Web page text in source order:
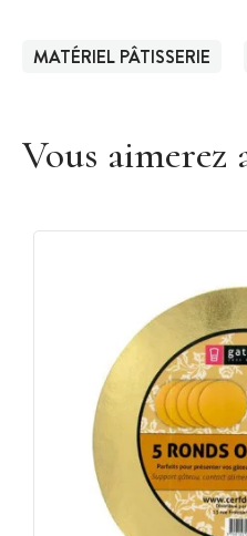
MATÉRIEL PÂTISSERIE
Vous aimerez